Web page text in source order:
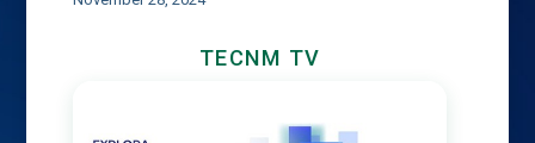
TECNM TV